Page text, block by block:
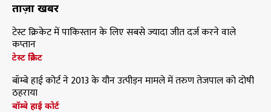
ताज़ा खबरें
टेस्ट क्रिकेट में पाकिस्तान के लिए सबसे ज्यादा जीत दर्ज करने वाले
कप्तान
टेस्ट क्रिकेट
बॉम्बे हाई कोर्ट ने 2013 के यौन उत्पीड़न मामले में तरुण तेजपाल को दोषी
ठहराया
बॉम्बे हाई कोर्ट